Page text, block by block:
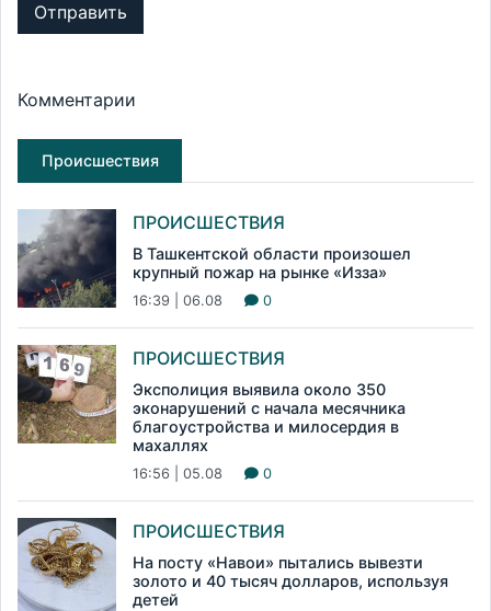
Отправить
Комментарии
Происшествия
ПРОИСШЕСТВИЯ
В Ташкентской области произошел
крупный пожар на рынке «Изза»
16:39 | 06.08 0
ПРОИСШЕСТВИЯ
Эксполиция выявила около 350
эконарушений с начала месячника
благоустройства и милосердия в
махаллях
16:56 | 05.08 0
ПРОИСШЕСТВИЯ
На посту «Навои» пытались вывезти
золото и 40 тысяч долларов, используя
детей